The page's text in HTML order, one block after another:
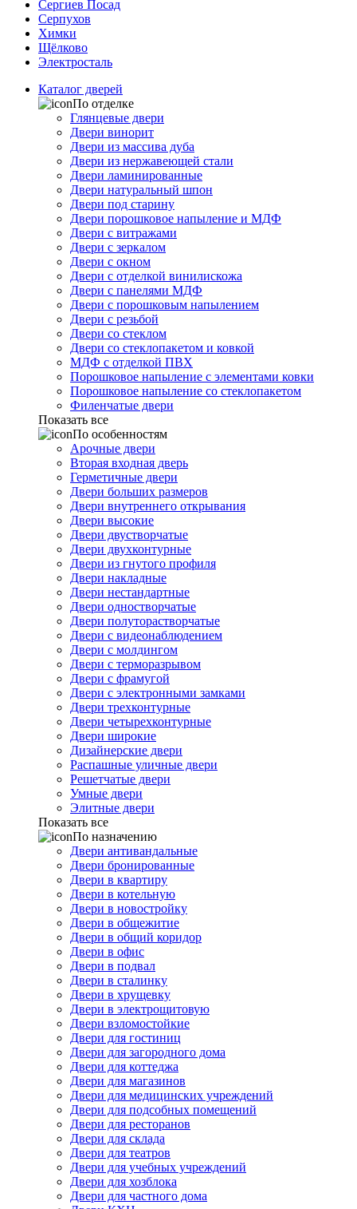
Сергиев Посад
Серпухов
Химки
Щёлково
Электросталь
Каталог дверей
По отделке
Глянцевые двери
Двери винорит
Двери из массива дуба
Двери из нержавеющей стали
Двери ламинированные
Двери натуральный шпон
Двери под старину
Двери порошковое напыление и МДФ
Двери с витражами
Двери с зеркалом
Двери с окном
Двери с отделкой винилискожа
Двери с панелями МДФ
Двери с порошковым напылением
Двери с резьбой
Двери со стеклом
Двери со стеклопакетом и ковкой
МДФ с отделкой ПВХ
Порошковое напыление с элементами ковки
Порошковое напыление со стеклопакетом
Филенчатые двери
Показать все
По особенностям
Арочные двери
Вторая входная дверь
Герметичные двери
Двери больших размеров
Двери внутреннего открывания
Двери высокие
Двери двустворчатые
Двери двухконтурные
Двери из гнутого профиля
Двери накладные
Двери нестандартные
Двери одностворчатые
Двери полуторастворчатые
Двери с видеонаблюдением
Двери с молдингом
Двери с терморазрывом
Двери с фрамугой
Двери с электронными замками
Двери трехконтурные
Двери четырехконтурные
Двери широкие
Дизайнерские двери
Распашные уличные двери
Решетчатые двери
Умные двери
Элитные двери
Показать все
По назначению
Двери антивандальные
Двери бронированные
Двери в квартиру
Двери в котельную
Двери в новостройку
Двери в общежитие
Двери в общий коридор
Двери в офис
Двери в подвал
Двери в сталинку
Двери в хрущевку
Двери в электрощитовую
Двери взломостойкие
Двери для гостиниц
Двери для загородного дома
Двери для коттеджа
Двери для магазинов
Двери для медицинских учреждений
Двери для подсобных помещений
Двери для ресторанов
Двери для склада
Двери для театров
Двери для учебных учреждений
Двери для хозблока
Двери для частного дома